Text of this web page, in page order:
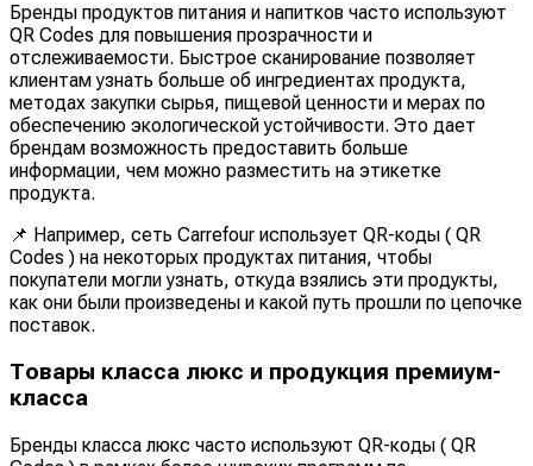
Бренды продуктов питания и напитков часто используют
QR Codes для повышения прозрачности и
отслеживаемости. Быстрое сканирование позволяет
клиентам узнать больше об ингредиентах продукта,
методах закупки сырья, пищевой ценности и мерах по
обеспечению экологической устойчивости. Это дает
брендам возможность предоставить больше
информации, чем можно разместить на этикетке
продукта.
📌 Например, сеть Carrefour использует QR-коды ( QR
Codes ) на некоторых продуктах питания, чтобы
покупатели могли узнать, откуда взялись эти продукты,
как они были произведены и какой путь прошли по цепочке
поставок.
Товары класса люкс и продукция премиум-
класса
Бренды класса люкс часто используют QR-коды ( QR